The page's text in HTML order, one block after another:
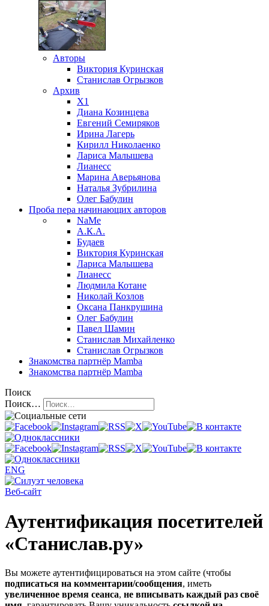
Авторы
Виктория Куринская
Станислав Огрызков
Архив
X1
Диана Козинцева
Евгений Семиряков
Ирина Лагерь
Кирилл Николаенко
Лариса Малышева
Лианесс
Марина Аверьянова
Наталья Зубрилина
Олег Бабулин
Проба пера начинающих авторов
NaMe
А.К.А.
Будаев
Виктория Куринская
Лариса Малышева
Лианесс
Людмила Котане
Николай Козлов
Оксана Панкрушина
Олег Бабулин
Павел Шамин
Станислав Михайленко
Станислав Огрызков
Знакомства партнёр Mamba
Знакомства партнёр Mamba
Поиск
Поиск…
ENG
Веб-сайт
Аутентификация посетителей
«Станислав.ру»
Вы можете аутентифицироваться на этом сайте (чтобы
подписаться на комментарии/сообщения, иметь
увеличенное время сеанса, не вписывать каждый раз своё